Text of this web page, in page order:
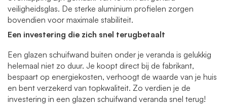
veiligheidsglas. De sterke aluminium profielen zorgen
bovendien voor maximale stabiliteit.
Een investering die zich snel terugbetaalt
Een glazen schuifwand buiten onder je veranda is gelukkig
helemaal niet zo duur. Je koopt direct bij de fabrikant,
bespaart op energiekosten, verhoogt de waarde van je huis
en bent verzekerd van topkwaliteit. Zo verdien je de
investering in een glazen schuifwand veranda snel terug!